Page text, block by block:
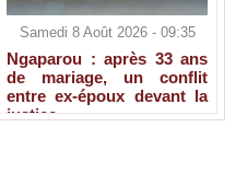
Samedi 8 Août 2026 - 09:35
Ngaparou : après 33 ans
de mariage, un conflit
entre ex-époux devant la
justice